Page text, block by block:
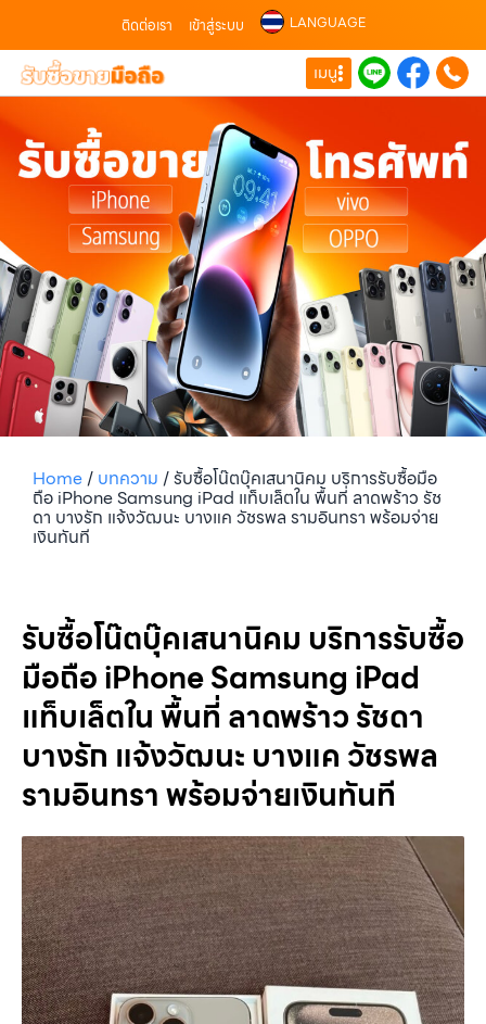
ติดต่อเรา เข้าสู่ระบบ LANGUAGE
เมนู
Home/ บทความ /รับซื้อโน๊ตบุ๊คเสนานิคม บริการรับซื้อมือ
ถือ iPhone Samsung iPad แท็บเล็ตใน พื้นที่ ลาดพร้าว รัช
ดา บางรัก แจ้งวัฒนะ บางแค วัชรพล รามอินทรา พร้อมจ่าย
เงินทันที
รับซื้อโน๊ตบุ๊คเสนานิคม บริการรับซื้อ
มือถือ iPhone Samsung iPad
แท็บเล็ตใน พื้นที่ ลาดพร้าว รัชดา
บางรัก แจ้งวัฒนะ บางแค วัชรพล
รามอินทรา พร้อมจ่ายเงินทันที